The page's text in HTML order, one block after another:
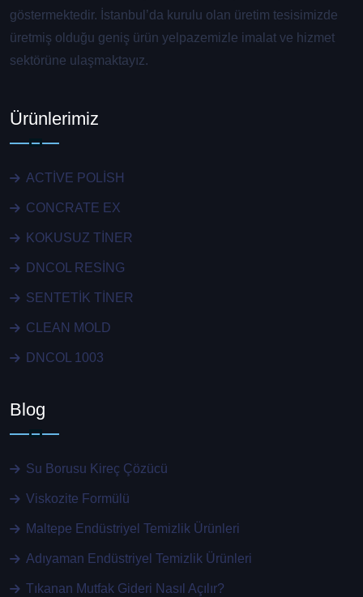
göstermektedir. İstanbul’da kurulu olan üretim tesisimizde
üretmiş olduğu geniş ürün yelpazemizle imalat ve hizmet
sektörüne ulaşmaktayız.
Ürünlerimiz
ACTİVE POLİSH
CONCRATE EX
KOKUSUZ TİNER
DNCOL RESİNG
SENTETİK TİNER
CLEAN MOLD
DNCOL 1003
Blog
Su Borusu Kireç Çözücü
Viskozite Formülü
Maltepe Endüstriyel Temizlik Ürünleri
Adıyaman Endüstriyel Temizlik Ürünleri
Tıkanan Mutfak Gideri Nasıl Açılır?